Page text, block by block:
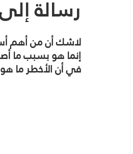
رسالة
لاشك أن من أهم
إنما هو بسبب ما
في أن الأخطر ما